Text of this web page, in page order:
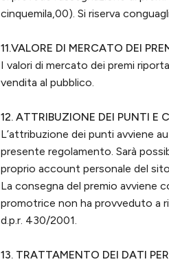
cinquemila,00). Si riserva
11.VALORE DI MERCATO DEI
I valori di mercato dei premi
vendita al pubblico.
12. ATTRIBUZIONE DEI PUNTI E
L’attribuzione dei punti avviene
presente regolamento. Sarà
proprio account personale del sito
La consegna del premio avviene
promotrice non ha provveduto a
d.p.r. 430/2001.
13. TRATTAMENTO DEI DATI